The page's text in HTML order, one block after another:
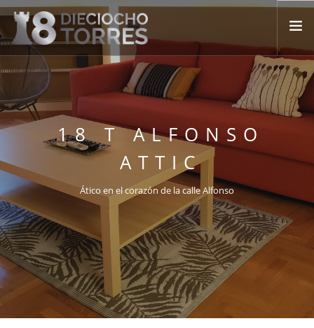
NOSOTROS
APARTAMENTOS
BLOG
CONTACTO
18 T ALFONSO
ATTIC
Ático en el corazón de la calle Alfonso